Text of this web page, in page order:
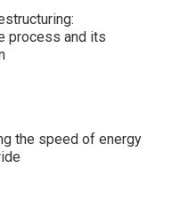
process and its
the speed of energy